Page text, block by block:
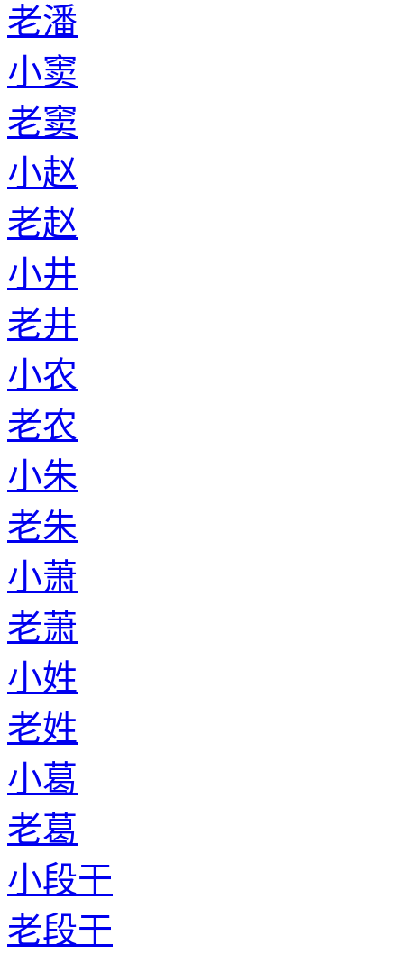
老潘
小窦
老窦
小赵
老赵
小井
老井
小农
老农
小朱
老朱
小萧
老萧
小姓
老姓
小葛
老葛
小段干
老段干